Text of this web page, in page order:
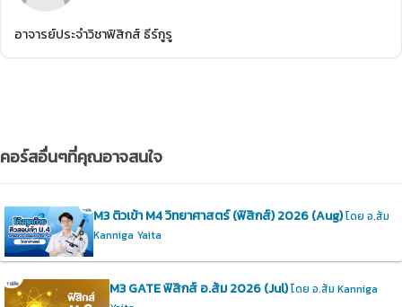
อาจารย์ประจำวิชาฟิสิกส์ ธีร์กูรู
คอร์สอื่นๆที่คุณอาจสนใจ
M3 ติวเข้า M4 วิทยาศาสตร์ (ฟิสิกส์) 2026 (Aug)โดย อ.ส้ม
Kanniga Yaita
M3 GATE ฟิสิกส์ อ.ส้ม 2026 (Jul)โดย อ.ส้ม Kanniga